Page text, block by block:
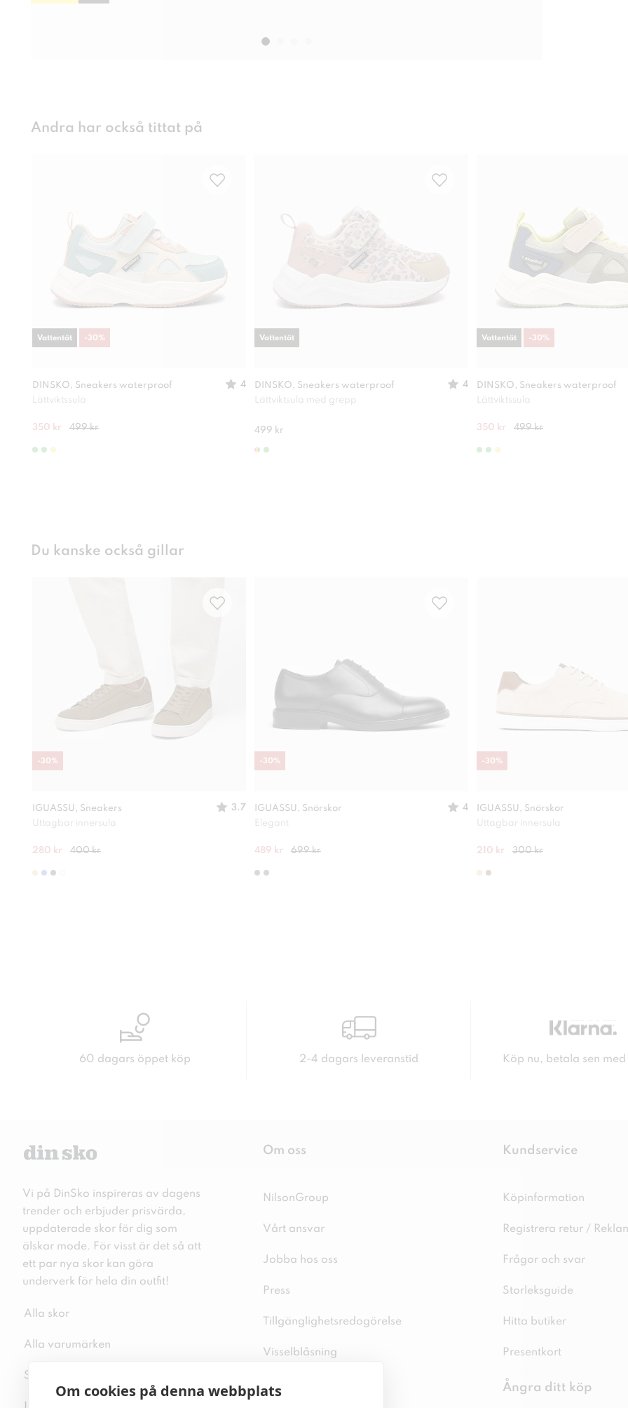
Om cookies på denna webbplats
Andra har också tittat på
DINSKO, Sneakers waterproof
4
Lättviktssula
350 kr 499 kr
Vattentät -30%
DINSKO, Sneakers waterproof
4
Lättviktsula med grepp
499 kr
Vattentät
DINSKO, Sneakers waterproof
Lättviktssula
350 kr 499 kr
Vattentät -30%
Du kanske också gillar
IGUASSU, Sneakers
3.7
Uttagbar innersula
280 kr 400 kr
-30%
IGUASSU, Snörskor
4
Elegant
489 kr 699 kr
-30%
IGUASSU, Snörskor
Uttagbar innersula
210 kr 300 kr
-30%
60 dagars öppet köp 2-4 dagars leveranstid Köp nu, betala sen
Vi på DinSko inspireras av dagens
trender och erbjuder prisvärda,
uppdaterade skor för dig som
älskar mode. För visst är det så att
ett par nya skor kan göra
underverk för hela din outfit!
Alla skor
Alla varumärken
Sitemap
Om oss
NilsonGroup
Vårt ansvar
Jobba hos oss
Press
Tillgänglighetsredogörelse
Visselblåsning
Kundservice
Köpinformation
Registrera retur /
Frågor och svar
Storleksguide
Hitta butiker
Presentkort
Ångra ditt köp